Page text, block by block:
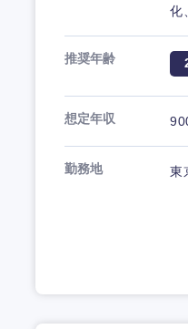
化
推奨年齢
想定年収
勤務地 東